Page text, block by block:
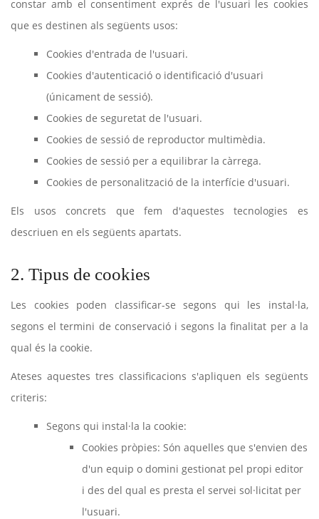
constar amb el consentiment exprés de l'usuari les cookies
que es destinen als següents usos:
Cookies d'entrada de l'usuari.
Cookies d'autenticació o identificació d'usuari
(únicament de sessió).
Cookies de seguretat de l'usuari.
Cookies de sessió de reproductor multimèdia.
Cookies de sessió per a equilibrar la càrrega.
Cookies de personalització de la interfície d'usuari.
Els usos concrets que fem d'aquestes tecnologies es
descriuen en els següents apartats.
2. Tipus de cookies
Les cookies poden classificar-se segons qui les instal·la,
segons el termini de conservació i segons la finalitat per a la
qual és la cookie.
Ateses aquestes tres classificacions s'apliquen els següents
criteris:
Segons qui instal·la la cookie:
Cookies pròpies: Són aquelles que s'envien des
d'un equip o domini gestionat pel propi editor
i des del qual es presta el servei sol·licitat per
l'usuari.